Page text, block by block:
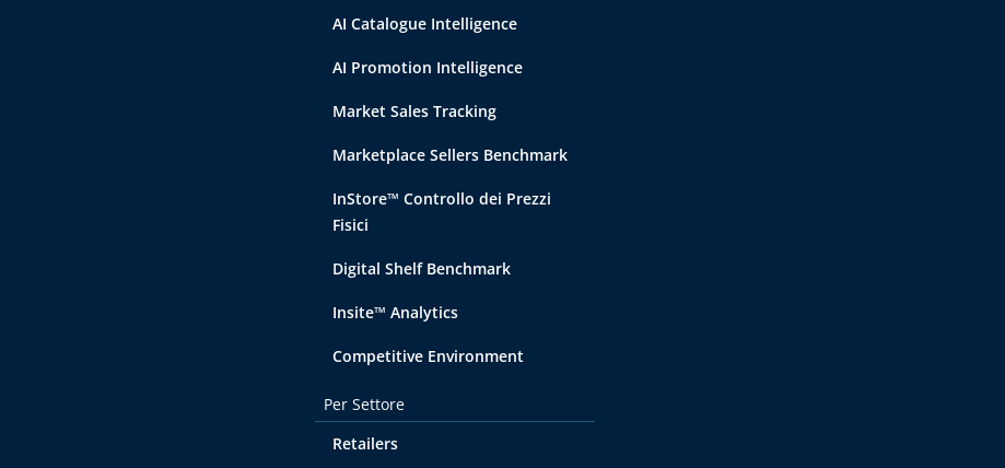
AI Catalogue Intelligence
AI Promotion Intelligence
Market Sales Tracking
Marketplace Sellers Benchmark
InStore™ Controllo dei Prezzi
Fisici
Digital Shelf Benchmark
Insite™ Analytics
Competitive Environment
Per Settore
Retailers